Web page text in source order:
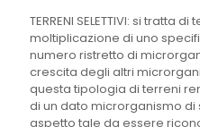
TERRENI SELETTIVI: si tratta
moltiplicazione di uno
numero ristretto di
crescita degli altri
questa tipologia di terreni
di un dato microrganismo di
aspetto tale da essere